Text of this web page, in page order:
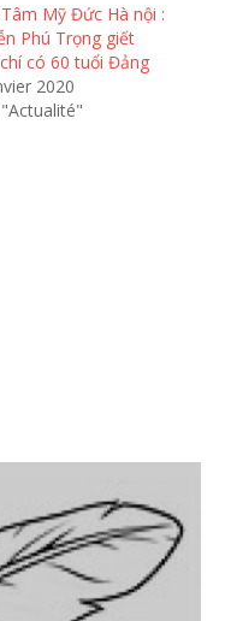
Mỹ Đức Hà nội :
Phú Trọng giết
có 60 tuổi Đảng
2020